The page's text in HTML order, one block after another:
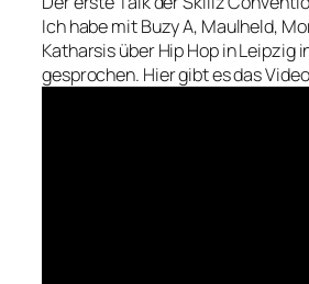
Ich habe mit Buzy A, Maulheld,
Katharsis über Hip Hop in Leipzig
gesprochen. Hier gibt es das